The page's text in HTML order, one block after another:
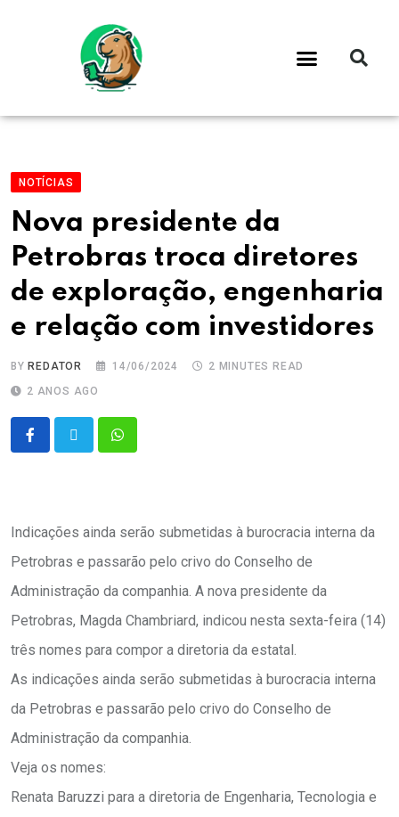
NOTÍCIAS
Nova presidente da
Petrobras troca diretores
de exploração, engenharia
e relação com investidores
BY REDATOR 14/06/2024
2 MINUTES READ
2 ANOS AGO
Indicações ainda serão submetidas à burocracia interna da
Petrobras e passarão pelo crivo do Conselho de
Administração da companhia. A nova presidente da
Petrobras, Magda Chambriard, indicou nesta sexta-feira (14)
três nomes para compor a diretoria da estatal.
As indicações ainda serão submetidas à burocracia interna
da Petrobras e passarão pelo crivo do Conselho de
Administração da companhia.
Veja os nomes:
Renata Baruzzi para a diretoria de Engenharia, Tecnologia e